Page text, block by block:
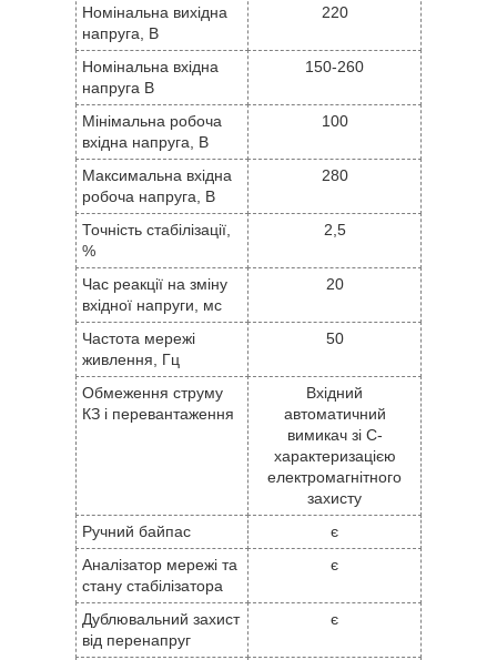
Номінальна вихідна
напруга, В
220
Номінальна вхідна
напруга В
150-260
Мінімальна робоча
вхідна напруга, В
100
Максимальна вхідна
робоча напруга, В
280
Точність стабілізації,
%
2,5
Час реакції на зміну
вхідної напруги, мс
20
Частота мережі
живлення, Гц
50
Обмеження струму
КЗ і перевантаження
Вхідний
автоматичний
вимикач зі С-
характеризацією
електромагнітного
захисту
Ручний байпас
є
Аналізатор мережі та
стану стабілізатора
є
Дублювальний захист
від перенапруг
є